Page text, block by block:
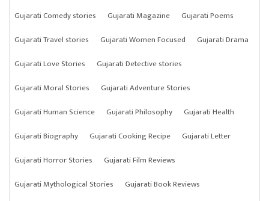
Gujarati Comedy stories
Gujarati Magazine
Gujarati Poems
Gujarati Travel stories
Gujarati Women Focused
Gujarati Drama
Gujarati Love Stories
Gujarati Detective stories
Gujarati Moral Stories
Gujarati Adventure Stories
Gujarati Human Science
Gujarati Philosophy
Gujarati Health
Gujarati Biography
Gujarati Cooking Recipe
Gujarati Letter
Gujarati Horror Stories
Gujarati Film Reviews
Gujarati Mythological Stories
Gujarati Book Reviews